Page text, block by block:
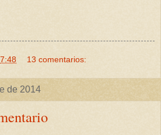
7:48 13 comentarios:
de 2014